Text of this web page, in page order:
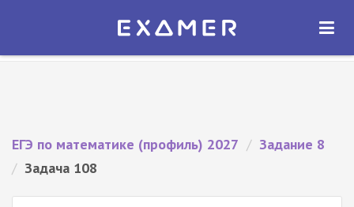
Экзамер — ЕГЭ 2027
ОТКРЫТЬ
ЕГЭ по математике (профиль) 2027 / Задание 8
/ Задача 108